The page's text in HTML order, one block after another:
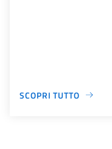
SCOPRI TUTTO